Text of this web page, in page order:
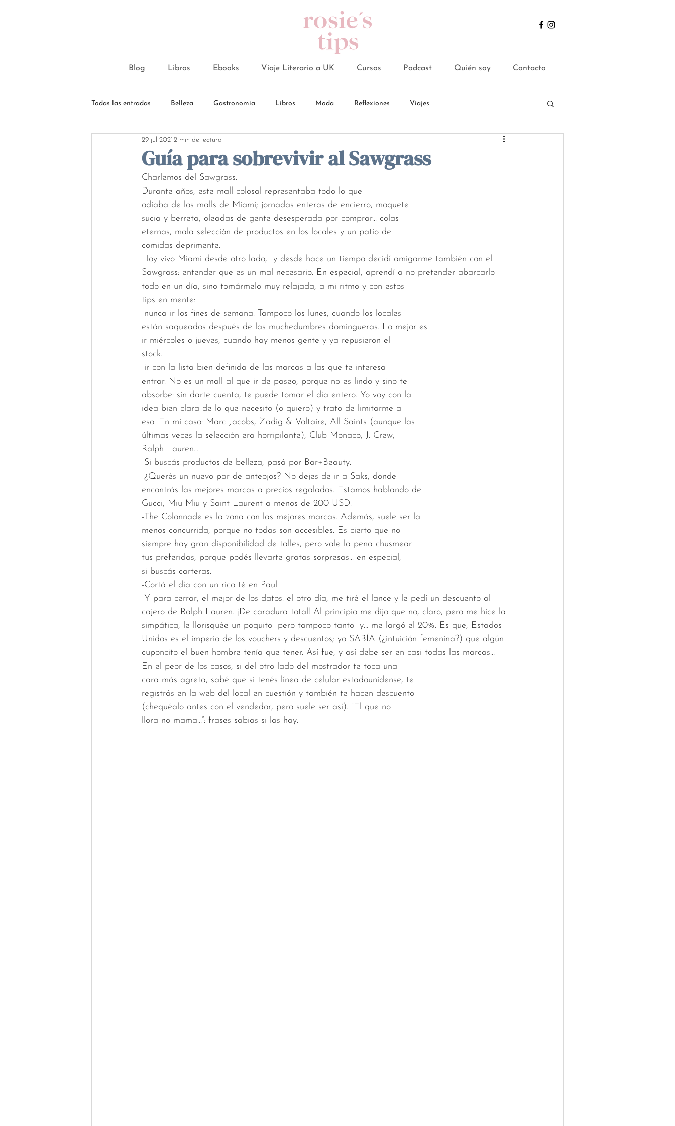
Blog Libros Ebooks Viaje Literario a UK Cursos Podcast Quién soy Contacto
Todas las entradas Belleza Gastronomía Libros Moda Reflexiones Viajes
Guía para sobrevivir al Sawgrass
29 jul 2021 2 min de lectura
Charlemos del Sawgrass.
Durante años, este mall colosal representaba todo lo que
odiaba de los malls de Miami; jornadas enteras de encierro, moquete
sucia y berreta, oleadas de gente desesperada por comprar... colas
eternas, mala selección de productos en los locales y un patio de
comidas deprimente.
Hoy vivo Miami desde otro lado,  y desde hace un tiempo decidí amigarme también con el
Sawgrass: entender que es un mal necesario. En especial, aprendí a no pretender abarcarlo
todo en un día, sino tomármelo muy relajada, a mi ritmo y con estos
tips en mente:
-nunca ir los fines de semana. Tampoco los lunes, cuando los locales
están saqueados después de las muchedumbres domingueras. Lo mejor es
ir miércoles o jueves, cuando hay menos gente y ya repusieron el
stock.
-ir con la lista bien definida de las marcas a las que te interesa
entrar. No es un mall al que ir de paseo, porque no es lindo y sino te
absorbe: sin darte cuenta, te puede tomar el día entero. Yo voy con la
idea bien clara de lo que necesito (o quiero) y trato de limitarme a
eso. En mi caso: Marc Jacobs, Zadig & Voltaire, All Saints (aunque las
últimas veces la selección era horripilante), Club Monaco, J. Crew,
Ralph Lauren…
-Si buscás productos de belleza, pasá por Bar+Beauty.
-¿Querés un nuevo par de anteojos? No dejes de ir a Saks, donde
encontrás las mejores marcas a precios regalados. Estamos hablando de
Gucci, Miu Miu y Saint Laurent a menos de 200 USD.
-The Colonnade es la zona con las mejores marcas. Además, suele ser la
menos concurrida, porque no todas son accesibles. Es cierto que no
siempre hay gran disponibilidad de talles, pero vale la pena chusmear
tus preferidas, porque podés llevarte gratas sorpresas... en especial,
si buscás carteras.
-Cortá el día con un rico té en Paul.
-Y para cerrar, el mejor de los datos: el otro día, me tiré el lance y le pedí un descuento al
cajero de Ralph Lauren. ¡De caradura total! Al principio me dijo que no, claro, pero me hice la
simpática, le llorisquée un poquito -pero tampoco tanto- y… me largó el 20%. Es que, Estados
Unidos es el imperio de los vouchers y descuentos; yo SABÍA (¿intuición femenina?) que algún
cuponcito el buen hombre tenía que tener. Así fue, y así debe ser en casi todas las marcas…
En el peor de los casos, si del otro lado del mostrador te toca una
cara más agreta, sabé que si tenés línea de celular estadounidense, te
registrás en la web del local en cuestión y también te hacen descuento
(chequéalo antes con el vendedor, pero suele ser así). “El que no
llora no mama…”: frases sabias si las hay.